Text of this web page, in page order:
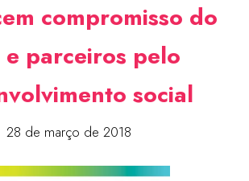
compromisso do
e parceiros pelo
social
28 de março de 2018